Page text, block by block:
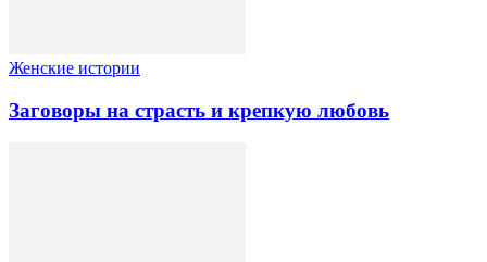
Женские истории
Заговоры на страсть и крепкую любовь